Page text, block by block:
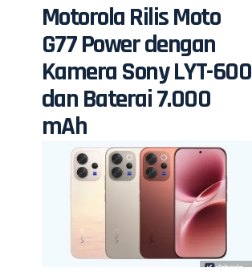
Motorola Rilis Moto
G77 Power dengan
Kamera Sony LYT-600
dan Baterai 7.000
mAh